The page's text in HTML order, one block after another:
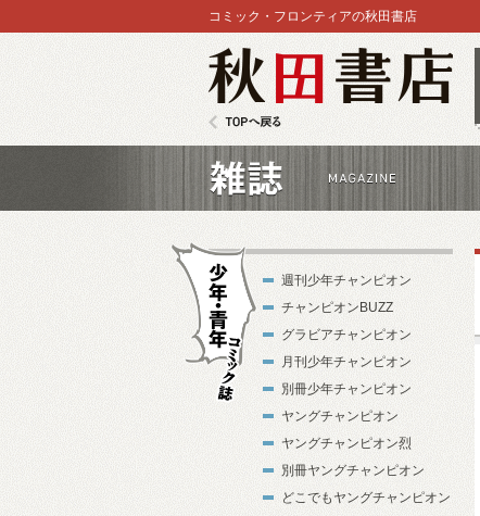
コミック・フロンティアの秋田書店
週刊少年チャンピオン
チャンピオンBUZZ
グラビアチャンピオン
月刊少年チャンピオン
別冊少年チャンピオン
ヤングチャンピオン
ヤングチャンピオン烈
別冊ヤングチャンピオン
どこでもヤングチャンピオン